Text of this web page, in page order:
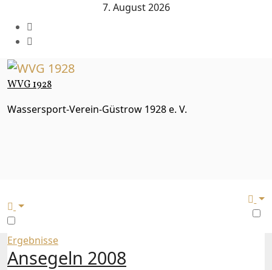
springen
7. August 2026
WVG 1928
Wassersport-Verein-Güstrow 1928 e. V.
Ergebnisse
Ansegeln 2008